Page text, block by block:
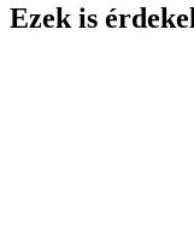
Ezek is